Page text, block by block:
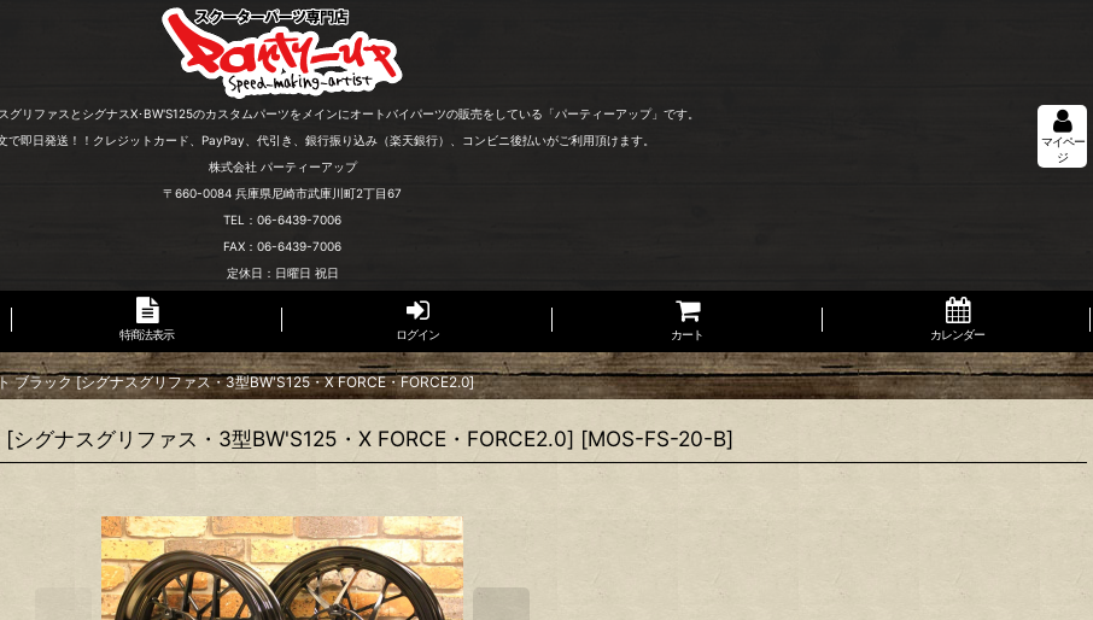
グリファスとシグナスX･BW'S125のカスタムパーツをメインにオートバイパーツの販売をしている「パーティーアップ」です。
で即日発送！！クレジットカード、PayPay、代引き、銀行振り込み（楽天銀行）、コンビニ後払いがご利用頂けます。
株式会社 パーティーアップ
〒660-0084 兵庫県尼崎市武庫川町2丁目67
TEL：06-6439-7006
FAX：06-6439-7006
定休日：日曜日 祝日
マイペー
ジ
特商法表示 ログイン カート カレンダー
ブラック [シグナスグリファス・3型BW'S125・X FORCE・FORCE2.0]
グナスグリファス・3型BW'S125・X FORCE・FORCE2.0] [MOS-FS-20-B]